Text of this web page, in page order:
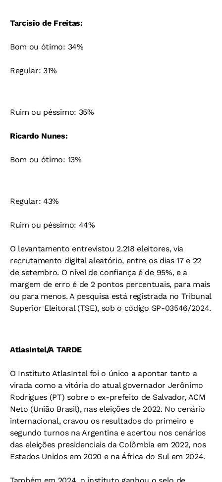
Tarcísio de Freitas:
Bom ou ótimo: 34%
Regular: 31%
Ruim ou péssimo: 35%
Ricardo Nunes:
Bom ou ótimo: 13%
Regular: 43%
Ruim ou péssimo: 44%
O levantamento entrevistou 2.218 eleitores, via
recrutamento digital aleatório, entre os dias 17 e 22
de setembro. O nível de confiança é de 95%, e a
margem de erro é de 2 pontos percentuais, para mais
ou para menos. A pesquisa está registrada no Tribunal
Superior Eleitoral (TSE), sob o código SP-03546/2024.
AtlasIntel/A TARDE
O Instituto AtlasIntel foi o único a apontar tanto a
virada como a vitória do atual governador Jerônimo
Rodrigues (PT) sobre o ex-prefeito de Salvador, ACM
Neto (União Brasil), nas eleições de 2022. No cenário
internacional, cravou os resultados do primeiro e
segundo turnos na Argentina e acertou nos cenários
das eleições presidenciais da Colômbia em 2022, nos
Estados Unidos em 2020 e na África do Sul em 2024.